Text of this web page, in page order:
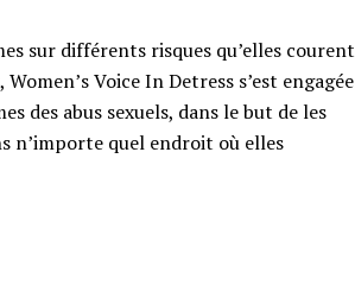
sur différents risques qu’elles courent
Voice In Detress s’est engagée
des abus sexuels, dans le but de les
n’importe quel endroit où elles